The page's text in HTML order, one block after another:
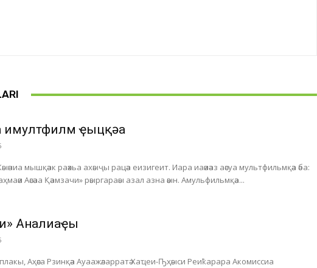
имултфилм ҿыцқәа
мышқәак раәхьа ахәыҷы рацәа еизигеит. Иара иаәиәаз аәсуа мультфильмқәа әба:
Аәсәаа Қәамзачи» рәыргараәы азал азна әәын. Амульфильмқәа...
Анҭалиаҿы
Аҳәса Рзинқәа Ауаажәларратә Хаҵеи-Ҧҳәыси Реиҟарара Акомиссиа